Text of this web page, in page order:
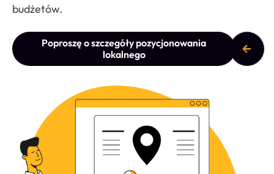
budżetów.
Poproszę o szczegóły pozycjonowania
lokalnego